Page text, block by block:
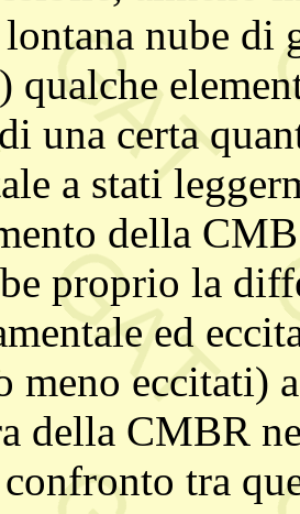
nube di
qualche
una certa
a stati
della
proprio la
ed
meno eccitati)
della CMBR
tra